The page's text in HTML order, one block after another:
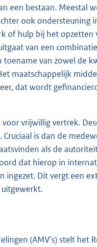
een bestaan. Meestal
ook
of hulp bij het
van een
van zowel de
maatschappelijk
dat wordt
vrijwillig vertrek.
is dan de
als de
dat hierop in
Dit vergt een
(AMV's) stelt het